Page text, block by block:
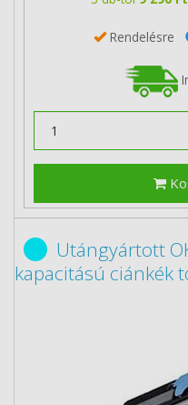
Rendelésre
Utángyártott
kapacitású ciánkék